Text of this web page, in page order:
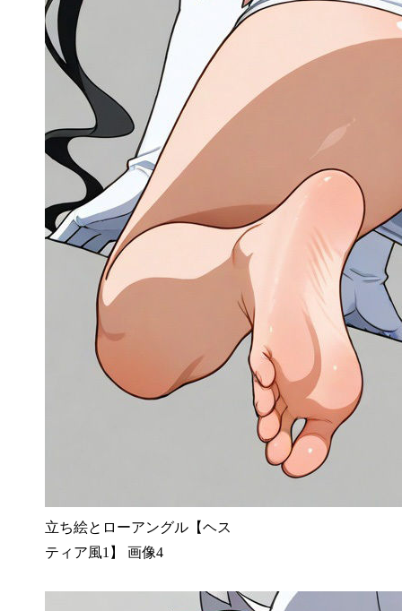
立ち絵とローアングル【ヘス
ティア風1】 画像4